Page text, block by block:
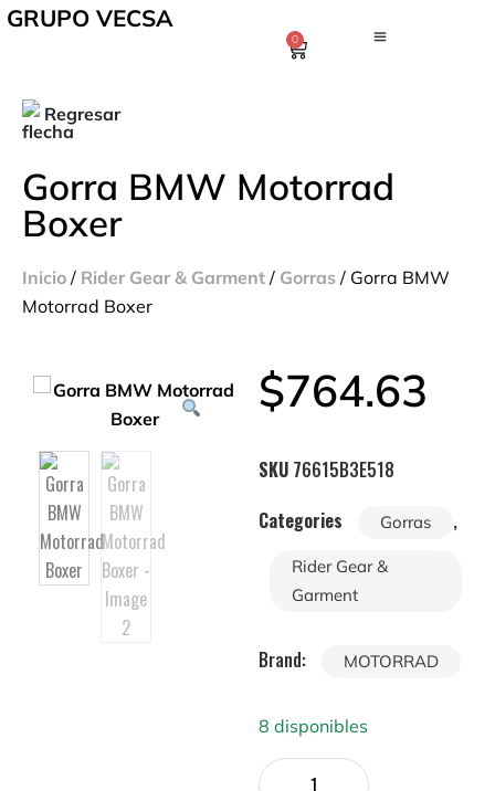
GRUPO VECSA
0
Regresar
Gorra BMW Motorrad
Boxer
Inicio / Rider Gear & Garment / Gorras / Gorra BMW
Motorrad Boxer
$764.63
SKU 76615B3E518
Categories
Gorras ,
Rider Gear &
Garment
Brand: MOTORRAD
8 disponibles